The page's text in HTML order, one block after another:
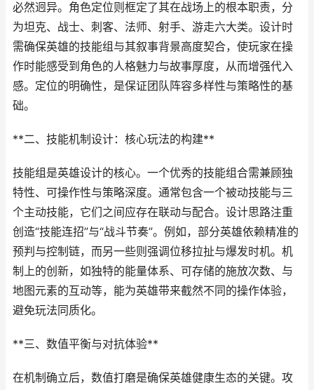
必然迥异。角色定位则框定了其在战场上的根本职责，分
为坦克、战士、刺客、法师、射手、游走六大类。设计时
需确保英雄的技能组与其叙事背景高度契合，使玩家在操
作时能感受到角色的人格魅力与故事厚度，从而增强代入
感。定位的明确性，是保证团队阵容多样性与策略性的基
础。
**二、技能机制设计：核心玩法的构建**
技能组是英雄设计的核心。一个优秀的技能组合需兼顾独
特性、可操作性与策略深度。通常包含一个被动技能与三
个主动技能，它们之间应存在联动与配合。设计思路注重
创造“技能连招”与“战斗节奏”。例如，部分英雄依赖精准的
预判与控制链，而另一些则强调位移拉扯与爆发时机。机
制上的创新，如独特的能量体系、可存储的施放次数、与
地图元素的互动等，能为英雄带来截然不同的操作体验，
避免玩法同质化。
**三、数值平衡与对抗体验**
在机制确立后，数值打磨是确保英雄健康生态的关键。攻